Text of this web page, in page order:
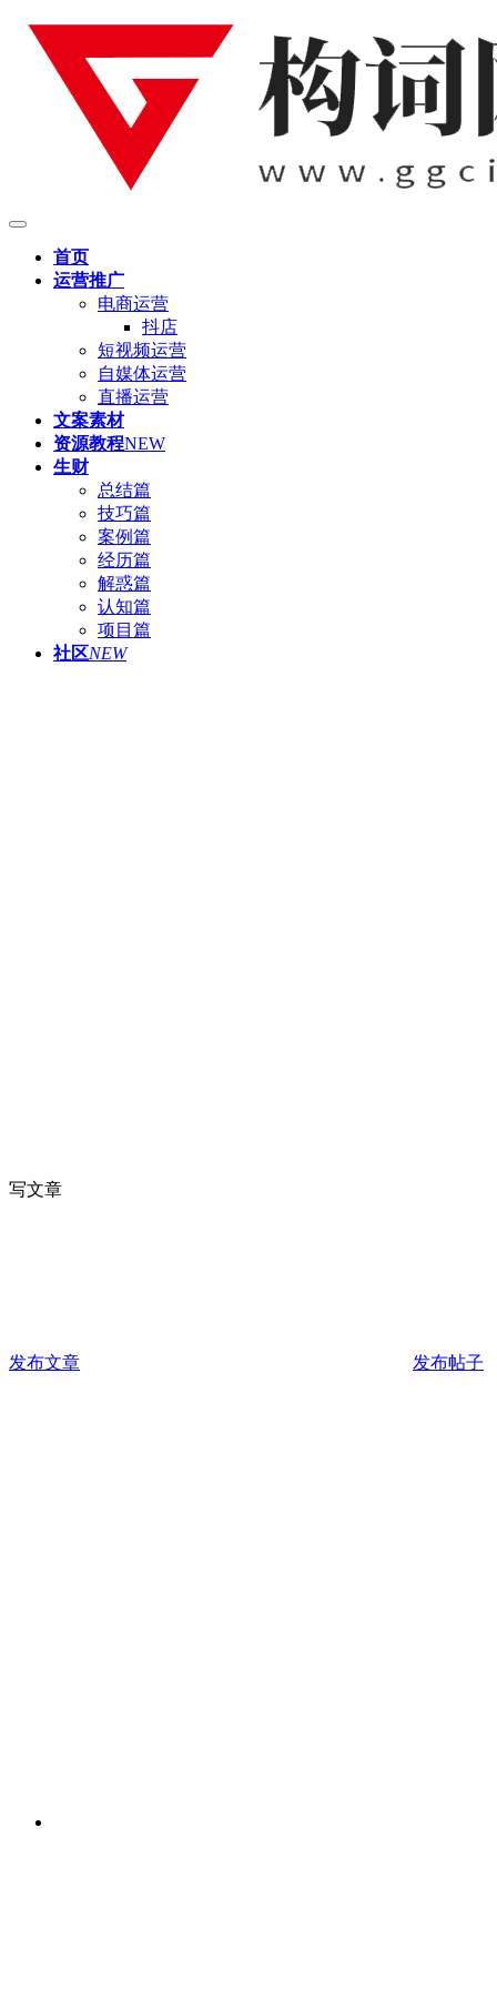
首页
运营推广
电商运营
抖店
短视频运营
自媒体运营
直播运营
文案素材
资源教程NEW
生财
总结篇
技巧篇
案例篇
经历篇
解惑篇
认知篇
项目篇
社区NEW
写文章
发布文章 发布帖子